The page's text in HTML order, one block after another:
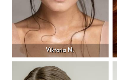
Viktoria N.